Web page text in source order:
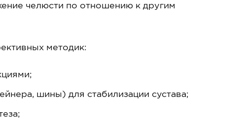
челюсти по отношению к другим
методик:
шины) для стабилизации сустава;